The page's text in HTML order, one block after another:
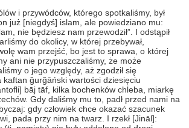
i przywódców, którego spotkaliśmy, był
już [niegdyś] islam, ale powiedziano mu:
nie będziesz nam przewodził”. I odstąpił
do okolicy, w której przebywał,
wam przejść, bo jest to sprawa, o której
ani nie przypuszczaliśmy, że może
o jego względy, aż zgodził się
kaftan ğurğāński wartości dziesięciu
bāj tāf, kilka bochenków chleba, miarkę
Gdy daliśmy mu to, padł przed nami na
gdy człowiek chce okazać szacunek
pada przy nim na twarz. I rzekł [Jināl]: